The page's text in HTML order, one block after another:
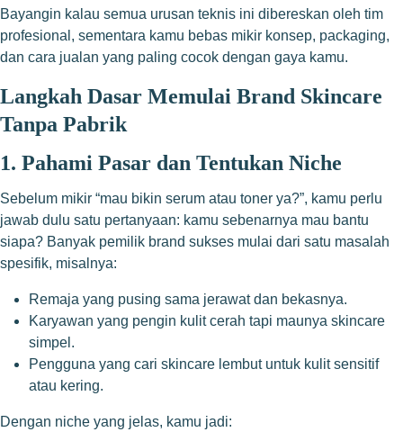
Bayangin kalau semua urusan teknis ini dibereskan oleh tim
profesional, sementara kamu bebas mikir konsep, packaging,
dan cara jualan yang paling cocok dengan gaya kamu.
Langkah Dasar Memulai Brand Skincare
Tanpa Pabrik
1. Pahami Pasar dan Tentukan Niche
Sebelum mikir “mau bikin serum atau toner ya?”, kamu perlu
jawab dulu satu pertanyaan: kamu sebenarnya mau bantu
siapa? Banyak pemilik brand sukses mulai dari satu masalah
spesifik, misalnya:
Remaja yang pusing sama jerawat dan bekasnya.
Karyawan yang pengin kulit cerah tapi maunya skincare
simpel.
Pengguna yang cari skincare lembut untuk kulit sensitif
atau kering.
Dengan niche yang jelas, kamu jadi: